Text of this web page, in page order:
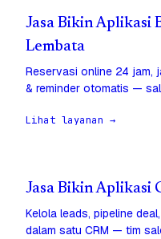
Jasa Bikin Aplikasi
Lembata
Reservasi online 24 jam,
& reminder otomatis —
Lihat layanan →
Jasa Bikin Aplikasi
Kelola leads, pipeline
dalam satu CRM — tim